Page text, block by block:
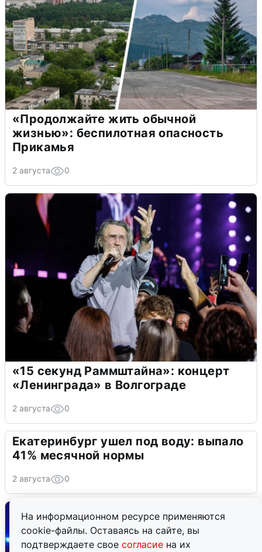
На информационном ресурсе применяются
cookie-файлы. Оставаясь на сайте, вы
подтверждаете свое согласие на их
«Продолжайте жить обычной
жизнью»: беспилотная опасность
Прикамья
2 августа 0
«15 секунд Раммштайна»: концерт
«Ленинграда» в Волгограде
2 августа 0
Екатеринбург ушел под воду: выпало
41% месячной нормы
2 августа 0